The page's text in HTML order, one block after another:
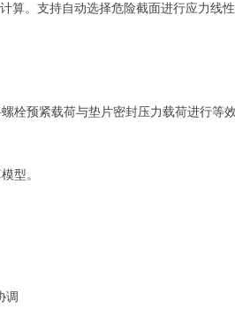
算。支持自动选择危险截面进行应力线
栓预紧载荷与垫片密封压力载荷进行等
型。
调